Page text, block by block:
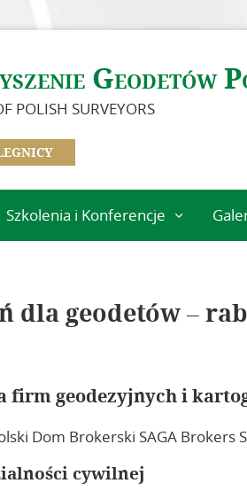
Geodetów
POLISH SURVEYORS
Szkolenia i Konferencje
dla geodetów –
firm geodezyjnych i
Dom Brokerski SAGA Brokers
cywilnej